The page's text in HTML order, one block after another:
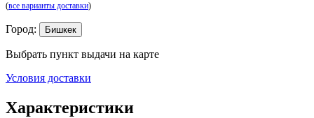
(все варианты доставки)
Город: Бишкек
Выбрать пункт выдачи на карте
Условия доставки
Характеристики